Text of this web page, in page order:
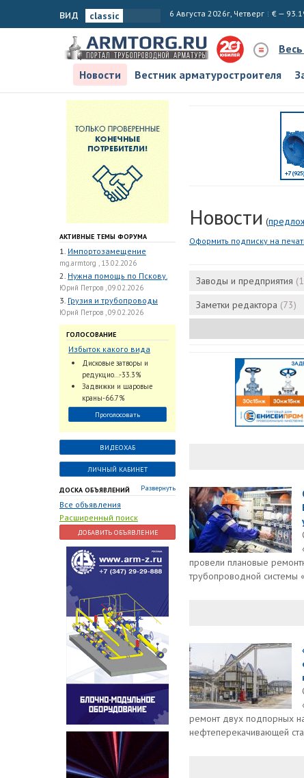
вид 6 Августа 2026г, Четверг € —
Новости
Вестник арматуростроителя
АКТИВНЫЕ ТЕМЫ ФОРУМА
1. Импортозамещение
mg.armtorg , 13.02.2026
2. Нужна помощь по Пскову.
Юрий Петров , 09.02.2026
3. Грузия и трубопроводы
Юрий Петров , 09.02.2026
ГОЛОСОВАНИЕ
Избыток какого вида
трубопроводной
арматуры наблюдается
на Российском рынке с
2024 по 2026 годы?
Дисковые затворы и
редукцио...-33.3%
Задвижки и шаровые
краны-66.7%
Проголосовать
ВИДЕОХАБ
ЛИЧНЫЙ КАБИНЕТ
ДОСКА ОБЪЯВЛЕНИЙ Развернуть
Все объявления
Расширенный поиск
ДОБАВИТЬ ОБЪЯВЛЕНИЕ
Новости (
Оформить подписку на
Заводы и предприятия
Заметки редактора (73)
провели плановые
трубопроводной системы
ремонт двух подпорных
нефтеперекачивающей